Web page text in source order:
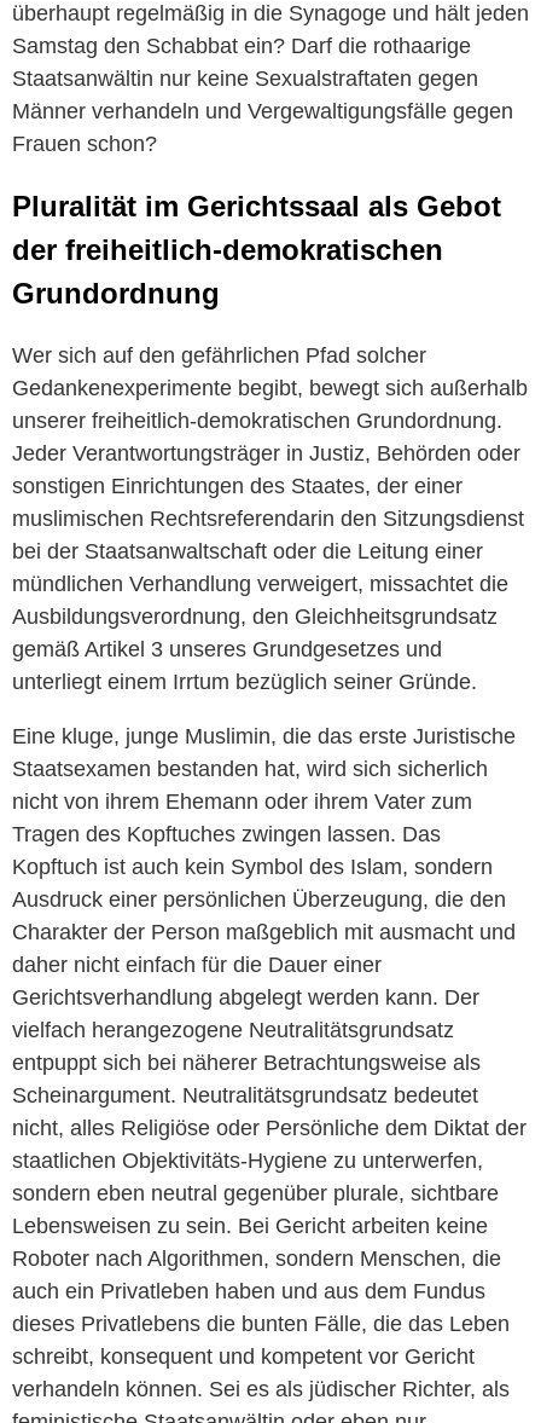
überhaupt regelmäßig in die Synagoge und hält jeden
Samstag den Schabbat ein? Darf die rothaarige
Staatsanwältin nur keine Sexualstraftaten gegen
Männer verhandeln und Vergewaltigungsfälle gegen
Frauen schon?
Pluralität im Gerichtssaal als Gebot
der freiheitlich-demokratischen
Grundordnung
Wer sich auf den gefährlichen Pfad solcher
Gedankenexperimente begibt, bewegt sich außerhalb
unserer freiheitlich-demokratischen Grundordnung.
Jeder Verantwortungsträger in Justiz, Behörden oder
sonstigen Einrichtungen des Staates, der einer
muslimischen Rechtsreferendarin den Sitzungsdienst
bei der Staatsanwaltschaft oder die Leitung einer
mündlichen Verhandlung verweigert, missachtet die
Ausbildungsverordnung, den Gleichheitsgrundsatz
gemäß Artikel 3 unseres Grundgesetzes und
unterliegt einem Irrtum bezüglich seiner Gründe.
Eine kluge, junge Muslimin, die das erste Juristische
Staatsexamen bestanden hat, wird sich sicherlich
nicht von ihrem Ehemann oder ihrem Vater zum
Tragen des Kopftuches zwingen lassen. Das
Kopftuch ist auch kein Symbol des Islam, sondern
Ausdruck einer persönlichen Überzeugung, die den
Charakter der Person maßgeblich mit ausmacht und
daher nicht einfach für die Dauer einer
Gerichtsverhandlung abgelegt werden kann. Der
vielfach herangezogene Neutralitätsgrundsatz
entpuppt sich bei näherer Betrachtungsweise als
Scheinargument. Neutralitätsgrundsatz bedeutet
nicht, alles Religiöse oder Persönliche dem Diktat der
staatlichen Objektivitäts-Hygiene zu unterwerfen,
sondern eben neutral gegenüber plurale, sichtbare
Lebensweisen zu sein. Bei Gericht arbeiten keine
Roboter nach Algorithmen, sondern Menschen, die
auch ein Privatleben haben und aus dem Fundus
dieses Privatlebens die bunten Fälle, die das Leben
schreibt, konsequent und kompetent vor Gericht
verhandeln können. Sei es als jüdischer Richter, als